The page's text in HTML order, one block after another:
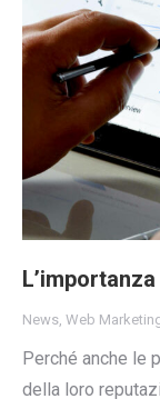
News Web
Perché anche le
della loro